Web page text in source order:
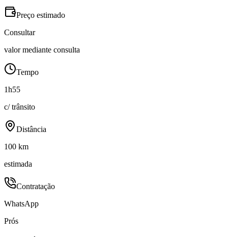
Preço estimado
Consultar
valor mediante consulta
Tempo
1h55
c/ trânsito
Distância
100 km
estimada
Contratação
WhatsApp
Prós